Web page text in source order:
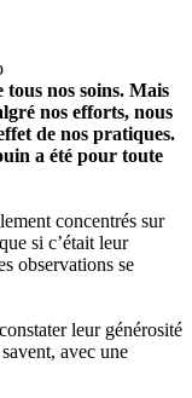
tous nos soins. Mais
nos efforts, nous
de nos pratiques.
a été pour toute
concentrés sur
si c’était leur
observations se
leur générosité
avec une